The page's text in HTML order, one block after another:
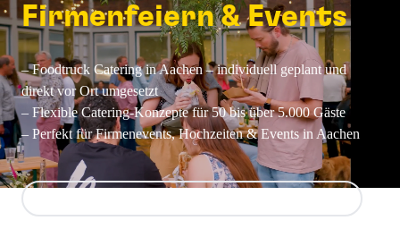
Firmenfeiern & Events
– Foodtruck Catering in Aachen – individuell geplant und
direkt vor Ort umgesetzt
– Flexible Catering-Konzepte für 50 bis über 5.000 Gäste
– Perfekt für Firmenevents, Hochzeiten & Events in Aachen